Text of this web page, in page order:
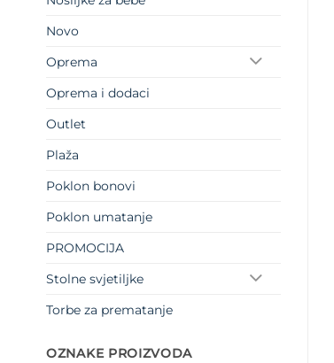
Novo
Oprema
Oprema i dodaci
Outlet
Plaža
Poklon bonovi
Poklon umatanje
PROMOCIJA
Stolne svjetiljke
Torbe za prematanje
OZNAKE PROIZVODA